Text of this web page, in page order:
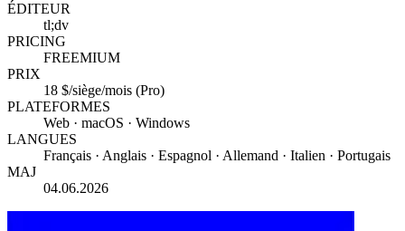
ÉDITEUR
tl;dv
PRICING
FREEMIUM
PRIX
18 $/siège/mois (Pro)
PLATEFORMES
Web · macOS · Windows
LANGUES
Français · Anglais · Espagnol · Allemand · Italien · Portugais
MAJ
04.06.2026